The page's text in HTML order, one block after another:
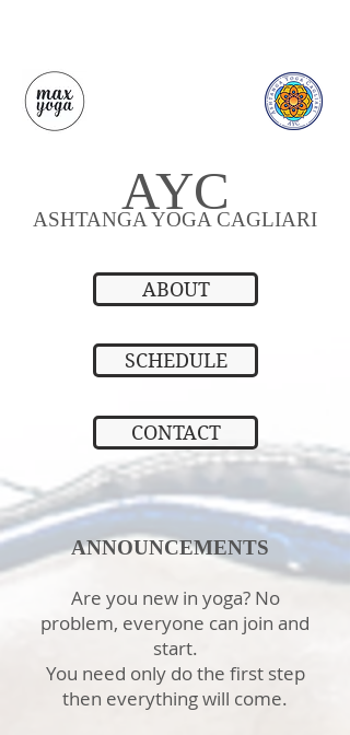
AYC
ASHTANGA YOGA CAGLIARI
ABOUT
SCHEDULE
CONTACT
ANNOUNCEMENTS
Are you new in yoga? No
problem, everyone can join and
start.
You need only do the first step
then everything will come.